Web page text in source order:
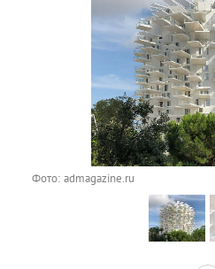
Фото: admagazine.ru